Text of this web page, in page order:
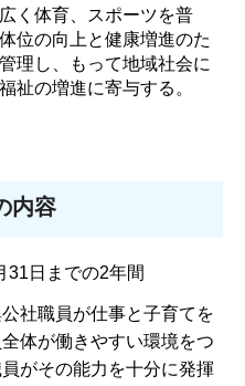
く体育、スポーツを普
位の向上と健康増進のた
理し、もって地域社会に
祉の増進に寄与する。
内容
31日までの2年間
社職員が仕事と子育てを
体が働きやすい環境をつ
がその能力を十分に発揮